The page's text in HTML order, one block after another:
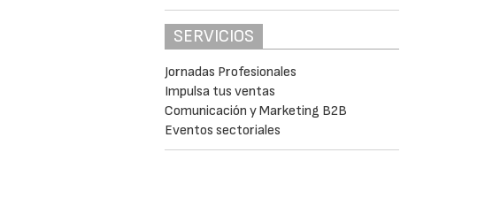
SERVICIOS
Jornadas Profesionales
Impulsa tus ventas
Comunicación y Marketing B2B
Eventos sectoriales